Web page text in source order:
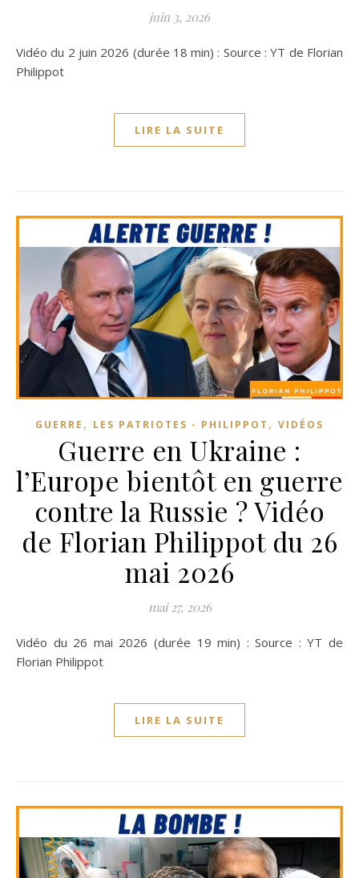
juin 3, 2026
Vidéo du 2 juin 2026 (durée 18 min) : Source : YT de Florian
Philippot
LIRE LA SUITE
GUERRE , LES PATRIOTES - PHILIPPOT , VIDÉOS
Guerre en Ukraine :
l’Europe bientôt en guerre
contre la Russie ? Vidéo
de Florian Philippot du 26
mai 2026
mai 27, 2026
Vidéo du 26 mai 2026 (durée 19 min) : Source : YT de
Florian Philippot
LIRE LA SUITE